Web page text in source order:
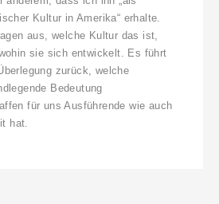
Kultur in Amerika“ erhalte.
aus, welche Kultur das ist,
sie sich entwickelt. Es führt
zurück, welche
Bedeutung
für uns Ausführende wie auch
hat.